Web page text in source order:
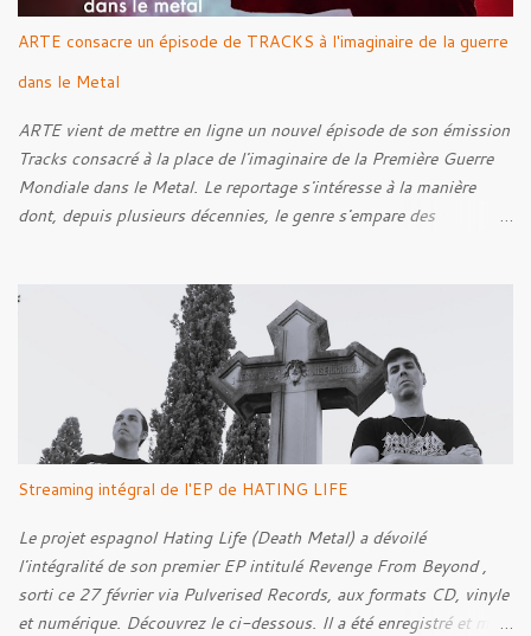
ARTE consacre un épisode de TRACKS à l'imaginaire de la guerre
dans le Metal
ARTE vient de mettre en ligne un nouvel épisode de son émission
Tracks consacré à la place de l'imaginaire de la Première Guerre
Mondiale dans le Metal. Le reportage s'intéresse à la manière
dont, depuis plusieurs décennies, le genre s'empare des
cette réflexion, Tracks est allé à la rencontre de Noise (
Kanonenfieber ) et de Dmytro Kumar ( 1914 ), qui reviennent sur
leur intérêt pour la Première Guerre mondiale. Le documentaire
donne également la parole au producteur Kristian "Kohle"
Kohlmannslehner, collaborateur de 1914 , ainsi qu'à l'historien
Ralf Raths, directeur du Musée allemand des blindés de Munster,
afin d'interroger plus largement la place des images de guerre
dans l'esthétique et l'imaginaire du Metal. Le reportage est à
découvrir ci-dessous :
Streaming intégral de l'EP de HATING LIFE
Le projet espagnol Hating Life (Death Metal) a dévoilé
l'intégralité de son premier EP intitulé Revenge From Beyond ,
sorti ce 27 février via Pulverised Records, aux formats CD, vinyle
et numérique. Découvrez le ci-dessous. Il a été enregistré et mixé